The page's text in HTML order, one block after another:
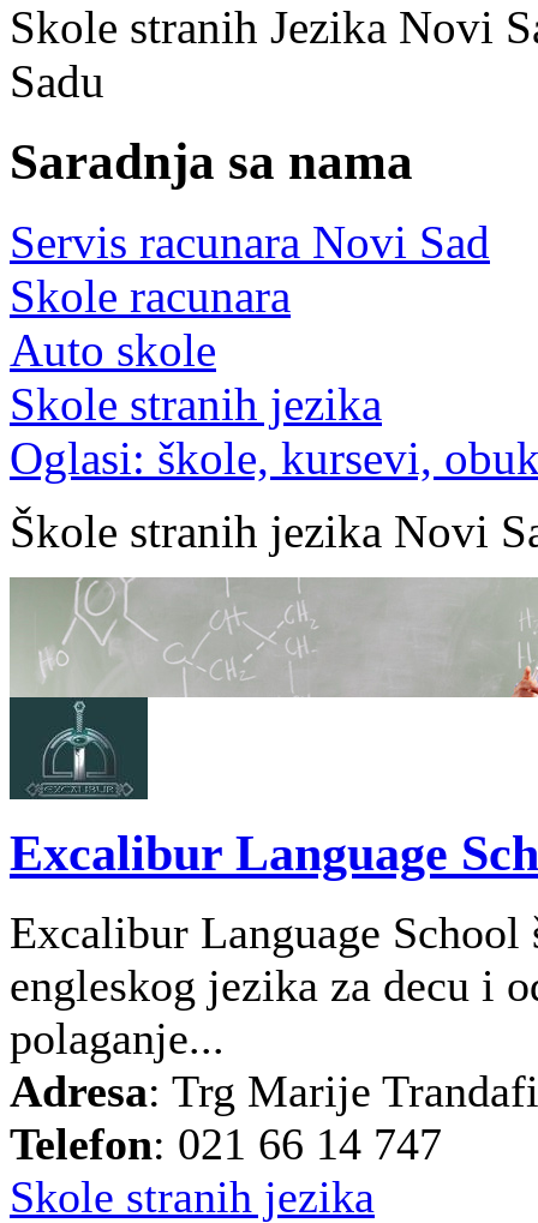
Skole stranih Jezika Novi
Sadu
Saradnja sa nama
Servis racunara Novi Sad
Skole racunara
Auto skole
Skole stranih jezika
Oglasi: škole, kursevi,
Škole stranih jezika Novi
Excalibur Language
Excalibur Language
engleskog jezika za decu i
polaganje...
Adresa: Trg Marije
Telefon: 021 66 14 747
Skole stranih jezika